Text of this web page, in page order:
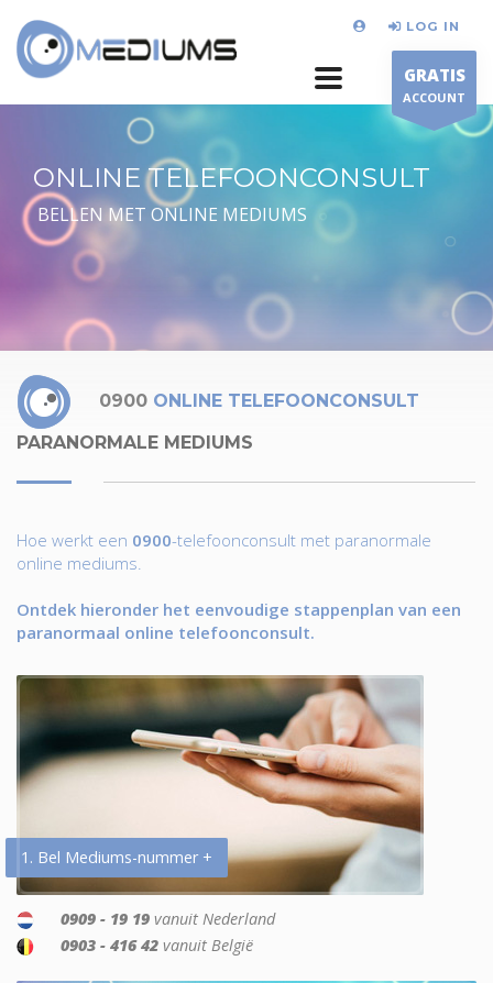
LOG IN
GRATIS
ACCOUNT
ONLINE TELEFOONCONSULT
BELLEN MET ONLINE MEDIUMS
0900 ONLINE TELEFOONCONSULT
PARANORMALE MEDIUMS
Hoe werkt een 0900-telefoonconsult met paranormale
online mediums.
Ontdek hieronder het eenvoudige stappenplan van een
paranormaal online telefoonconsult.
1. Bel Mediums-nummer +
0909 - 19 19 vanuit Nederland
0903 - 416 42 vanuit België